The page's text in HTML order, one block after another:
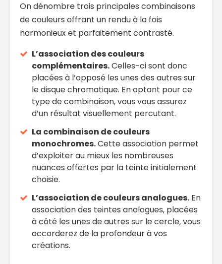
On dénombre trois principales combinaisons
de couleurs offrant un rendu à la fois
harmonieux et parfaitement contrasté.
L’association des couleurs
complémentaires.Celles-ci sont donc
placées à l’opposé les unes des autres sur
le disque chromatique. En optant pour ce
type de combinaison, vous vous assurez
d’un résultat visuellement percutant.
La combinaison de couleurs
monochromes.Cette association permet
d’exploiter au mieux les nombreuses
nuances offertes par la teinte initialement
choisie.
L’association de couleurs analogues. En
association des teintes analogues, placées
à côté les unes de autres sur le cercle, vous
accorderez de la profondeur à vos
créations.